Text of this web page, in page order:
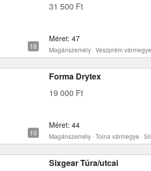
31 500 Ft
Méret: 47
Magánszemély · Veszprém
Forma Drytex
19 000 Ft
Méret: 44
Magánszemély · Tolna vármegye ·
Sixgear Túra/utcai